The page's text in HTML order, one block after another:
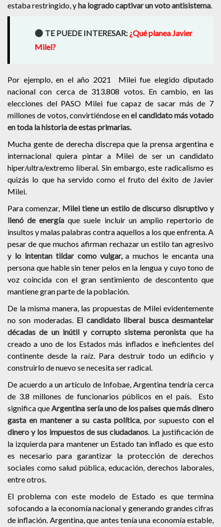
estaba restringido, yha logrado captivar un voto antisistema.
TE PUEDE INTERESAR: ¿Qué planea Javier
Milei?
Por ejemplo, en el año 2021 Milei fue elegido diputado
nacional con cerca de 313.808 votos. En cambio, en las
elecciones del PASO Milei fue capaz de sacar más de 7
millones de votos, convirtiéndose enel candidato más votado
en toda la historia de estas primarias.
Mucha gente de derecha discrepa que la prensa argentina e
internacional quiera pintar a Milei de ser un candidato
hiper/ultra/extremo liberal. Sin embargo, este radicalismo es
quizás lo que ha servido como el fruto del éxito de Javier
Milei.
Para comenzar, Milei tiene un estilo de discurso disruptivo y
llenó de energía que suele incluir un amplio repertorio de
insultos y malas palabras contra aquellos a los que enfrenta. A
pesar de que muchos afirman rechazar un estilo tan agresivo
y lo intentan tildar como vulgar,a muchos le encanta una
persona que hable sin tener pelos en la lengua y cuyo tono de
voz coincida con el gran sentimiento de descontento que
mantiene gran parte de la población.
De la misma manera, las propuestas de Milei evidentemente
no son moderadas. El candidato liberal busca desmantelar
décadas de un inútil y corrupto sistema peronista que ha
creado a uno de los Estados más inflados e ineficientes del
continente desde la raíz. Para destruir todo un edificio y
construirlo de nuevo se necesita ser radical.
De acuerdo a un artículo de Infobae, Argentina tendría cerca
de 3.8 millones de funcionarios públicos en el país. Esto
significa queArgentina sería uno de los países que más dinero
gasta en mantener a su casta política, por supuesto con el
dinero y los impuestos de sus ciudadanos. La justificación de
la izquierda para mantener un Estado tan inflado es que esto
es necesario para garantizar la protección de derechos
sociales como salud pública, educación, derechos laborales,
entre otros.
El problema con este modelo de Estado es que termina
sofocando a la economía nacional y generando grandes cifras
de inflación. Argentina, que antes tenía una economía estable,